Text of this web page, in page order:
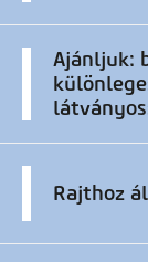
Ajánljuk:
Rajthoz